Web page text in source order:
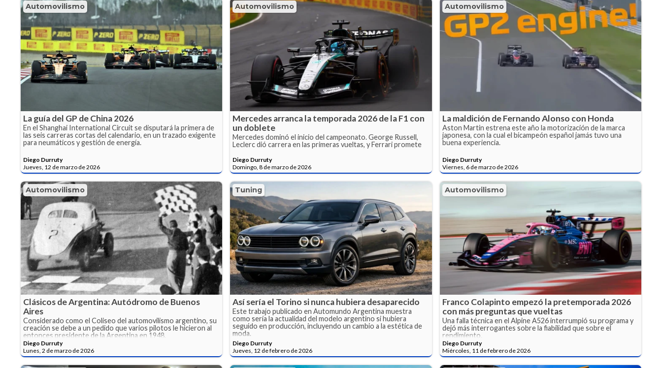
Automovilismo
La guía del GP de China 2026
En el Shanghai International Circuit se disputará la primera de
las seis carreras cortas del calendario, en un trazado exigente
para neumáticos y gestión de energía.
Diego Durruty
Jueves, 12 de marzo de 2026
Automovilismo
Mercedes arranca la temporada 2026 de la F1 con
un doblete
Mercedes dominó el inicio del campeonato. George Russell,
Leclerc dió carrera en las primeras vueltas, y Ferrari promete
Diego Durruty
Domingo, 8 de marzo de 2026
Automovilismo
La maldición de Fernando Alonso con Honda
Aston Martin estrena este año la motorización de la marca
japonesa, con la cual el bicampeón español jamás tuvo una
buena experiencia.
Diego Durruty
Viernes, 6 de marzo de 2026
Automovilismo
Clásicos de Argentina: Autódromo de Buenos
Aires
Considerado como el Coliseo del automovilismo argentino, su
creación se debe a un pedido que varios pilotos le hicieron al
entonces presidente de la Argentina en 1948.
Diego Durruty
Lunes, 2 de marzo de 2026
Tuning
Así sería el Torino si nunca hubiera desaparecido
Este trabajo publicado en Automundo Argentina muestra
como sería la actualidad del modelo argentino si hubiera
seguido en producción, incluyendo un cambio a la estética de
moda.
Diego Durruty
Jueves, 12 de febrero de 2026
Automovilismo
Franco Colapinto empezó la pretemporada 2026
con más preguntas que vueltas
Una falla técnica en el Alpine A526 interrumpió su programa y
dejó más interrogantes sobre la fiabilidad que sobre el
rendimiento.
Diego Durruty
Miércoles, 11 de febrero de 2026